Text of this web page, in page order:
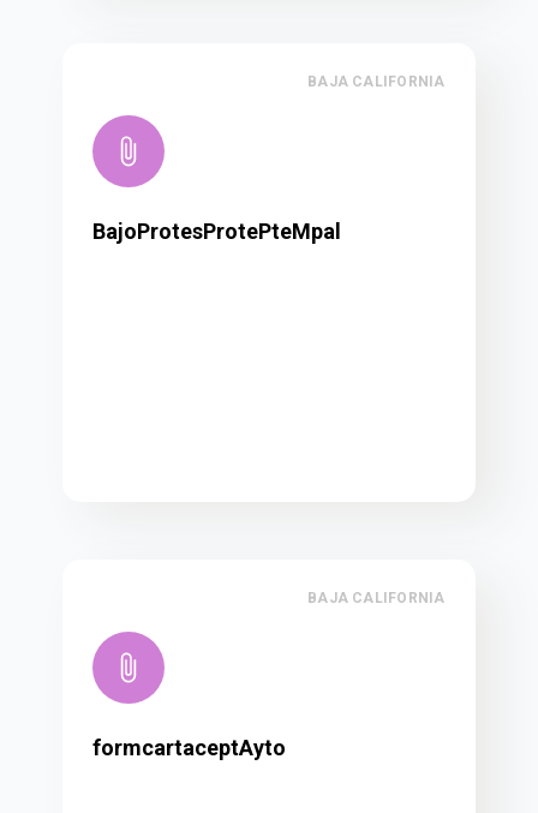
BAJA CALIFORNIA
BajoProtesProtePteMpal
BAJA CALIFORNIA
formcartaceptAyto